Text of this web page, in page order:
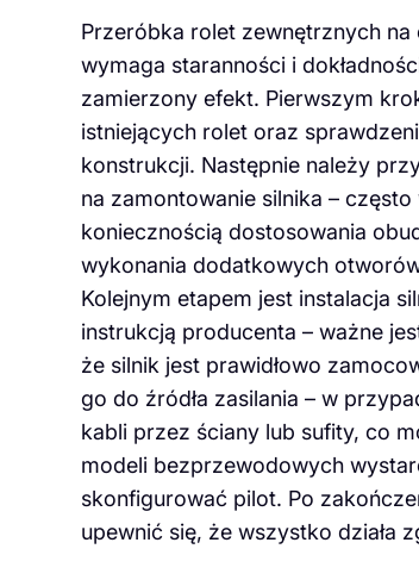
Przeróbka rolet zewnętrznych na
wymaga staranności i
zamierzony efekt. Pierwszym
istniejących rolet oraz
konstrukcji. Następnie należy
na zamontowanie silnika –
koniecznością dostosowania
wykonania dodatkowych
Kolejnym etapem jest instalacja
instrukcją producenta – ważne
że silnik jest prawidłowo
go do źródła zasilania – w
kabli przez ściany lub sufity, co
modeli bezprzewodowych
skonfigurować pilot. Po
upewnić się, że wszystko działa